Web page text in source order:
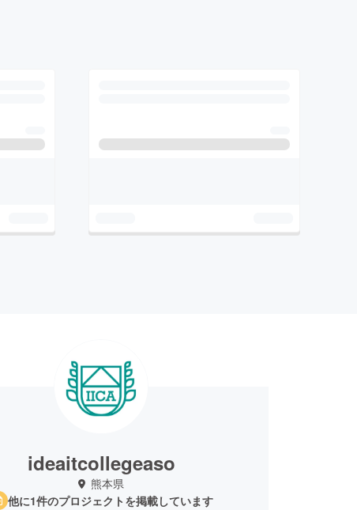
ideaitcollegeaso
熊本県
他に1件のプロジェクトを掲載しています